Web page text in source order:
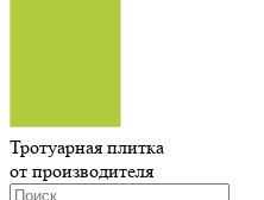
Тротуарная плитка
от производителя